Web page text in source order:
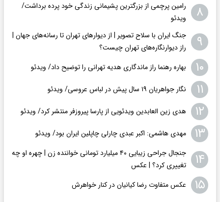
۸
رامین پرچمی از بزرگترین پشیمانی زندگی خود پرده برداشت/
ویدئو
۹
جنگ ایران با سلاح تصویر | از دیوارهای تهران تا رسانه‌های جهان |
راز دیوارنگاره‌های تهران چیست؟
۱۰ بهاره رهنما راز ماندگاری هدیه تهرانی را توضیح داد/ ویدئو
۱۱ نگار جواهریان ۱۹ سال پیش در لباس عروسی/ ویدئو
۱۲ هدی زین العابدین ویدئویی از پارسا پیروزفر منتشر کرد/ ویدئو
۱۳ مهدی هاشمی: اکبر عبدی چارلی چاپلین ایران بود/ ویدئو
۱۴
جنجال جراحی زیبایی ۴۰ میلیارد تومانی خواننده زن | چهره او چه
تغییری کرد؟ | عکس
۱۵ عکس متفاوت رضا کیانیان در کنار خواهرش